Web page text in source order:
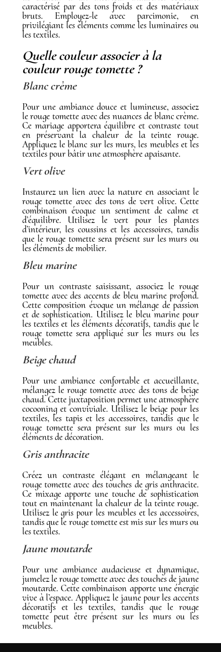
caractérisé par des tons froids et des matériaux
bruts. Employez-le avec parcimonie, en
privilégiant les éléments comme les luminaires ou
les textiles.
Quelle couleur associer à la
couleur rouge tomette ?
Blanc crème
Pour une ambiance douce et lumineuse, associez
le rouge tomette avec des nuances de blanc crème.
Ce mariage apportera équilibre et contraste tout
en préservant la chaleur de la teinte rouge.
Appliquez le blanc sur les murs, les meubles et les
textiles pour bâtir une atmosphère apaisante.
Vert olive
Instaurez un lien avec la nature en associant le
rouge tomette avec des tons de vert olive. Cette
combinaison évoque un sentiment de calme et
d’équilibre. Utilisez le vert pour les plantes
d’intérieur, les coussins et les accessoires, tandis
que le rouge tomette sera présent sur les murs ou
les éléments de mobilier.
Bleu marine
Pour un contraste saisissant, associez le rouge
tomette avec des accents de bleu marine profond.
Cette composition évoque un mélange de passion
et de sophistication. Utilisez le bleu marine pour
les textiles et les éléments décoratifs, tandis que le
rouge tomette sera appliqué sur les murs ou les
meubles.
Beige chaud
Pour une ambiance confortable et accueillante,
mélangez le rouge tomette avec des tons de beige
chaud. Cette juxtaposition permet une atmosphère
cocooning et conviviale. Utilisez le beige pour les
textiles, les tapis et les accessoires, tandis que le
rouge tomette sera présent sur les murs ou les
éléments de décoration.
Gris anthracite
Créez un contraste élégant en mélangeant le
rouge tomette avec des touches de gris anthracite.
Ce mixage apporte une touche de sophistication
tout en maintenant la chaleur de la teinte rouge.
Utilisez le gris pour les meubles et les accessoires,
tandis que le rouge tomette est mis sur les murs ou
les textiles.
Jaune moutarde
Pour une ambiance audacieuse et dynamique,
jumelez le rouge tomette avec des touches de jaune
moutarde. Cette combinaison apporte une énergie
vive à l’espace. Appliquez le jaune pour les accents
décoratifs et les textiles, tandis que le rouge
tomette peut être présent sur les murs ou les
meubles.